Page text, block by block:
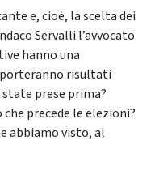
e, cioè, la scelta dei
Servalli l’avvocato
hanno una
risultati
prese prima?
precede le elezioni?
abbiamo visto, al